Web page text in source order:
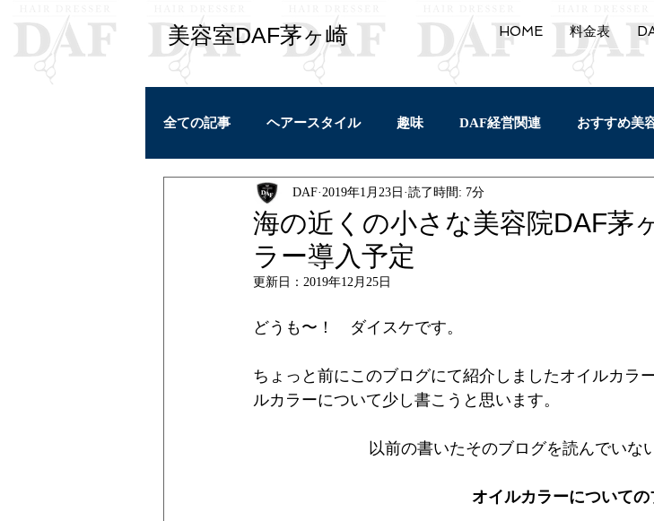
​美容室DAF茅ヶ崎 HOME 料金表
全ての記事 ヘアースタイル 趣味 DAF経営関連 おすすめ美
ヘアケア 私ごと セルフプロデュース
カラーリング
海の近くの小さな美容院DAF茅
ラー導入予定
DAF 2019年1月23日 読了時間: 7分
更新日： 2019年12月25日
どうも〜！　ダイスケです。
ちょっと前にこのブログにて紹介しましたオイルカラ
ルカラーについて少し書こうと思います。
以前の書いたそのブログを読んでいな
オイルカラーについての